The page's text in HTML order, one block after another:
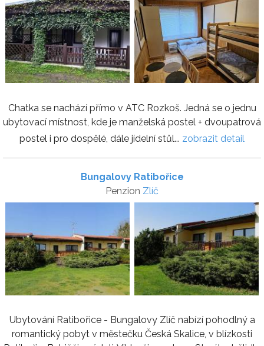
Chatka se nachází přímo v ATC Rozkoš. Jedná se o jednu
ubytovací místnost, kde je manželská postel + dvoupatrová
postel i pro dospělé, dále jídelní stůl... zobrazit detail
Bungalovy Ratibořice
Penzion Zlíč
Ubytování Ratibořice - Bungalovy Zlíč nabízí pohodlný a
romantický pobyt v městečku Česká Skalice, v blízkosti